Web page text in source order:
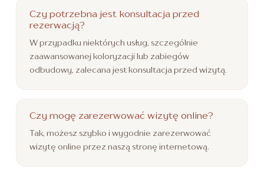
Czy potrzebna jest konsultacja przed
rezerwacją?
W przypadku niektórych usług, szczególnie
zaawansowanej koloryzacji lub zabiegów
odbudowy, zalecana jest konsultacja przed wizytą.
Czy mogę zarezerwować wizytę online?
Tak, możesz szybko i wygodnie zarezerwować
wizytę online przez naszą stronę internetową.